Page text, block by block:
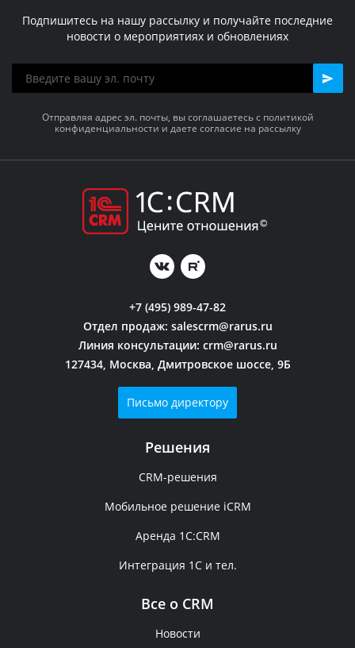
Подпишитесь на нашу рассылку и получайте последние
новости о мероприятиях и обновлениях
Отправляя адрес эл. почты, вы соглашаетесь с политикой
конфиденциальности и даете согласие на рассылку
+7 (495) 989-47-82
Отдел продаж: salescrm@rarus.ru
Линия консультации: crm@rarus.ru
127434, Москва, Дмитровское шоссе, 9Б
Письмо директору
Решения
CRM-решения
Мобильное решение iCRM
Аренда 1C:CRM
Интеграция 1С и тел.
Все о CRM
Новости